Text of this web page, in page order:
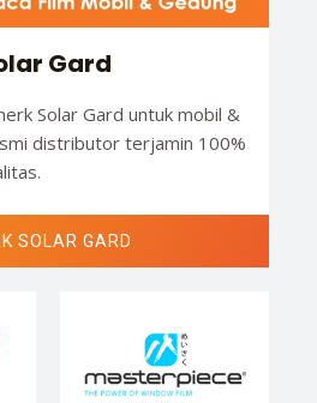
Gard
Solar Gard untuk mobil &
distributor terjamin 100%
SOLAR GARD